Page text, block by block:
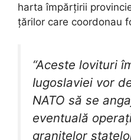
harta împărțirii
țărilor care coordonau
“Aceste lovituri
Iugoslaviei vor
NATO să se
eventuală
granițelor